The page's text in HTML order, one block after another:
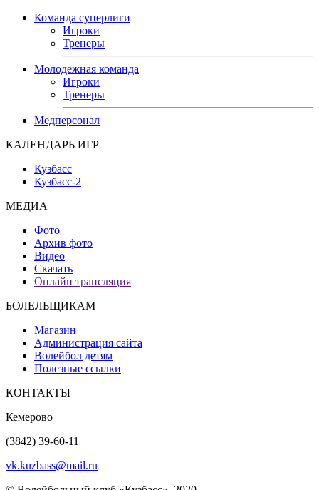
Команда суперлиги
Игроки
Тренеры
Молодежная команда
Игроки
Тренеры
Медперсонал
КАЛЕНДАРЬ ИГР
Кузбасс
Кузбасс-2
МЕДИА
Фото
Архив фото
Видео
Скачать
Онлайн трансляция
БОЛЕЛЬЩИКАМ
Магазин
Администрация сайта
Волейбол детям
Полезные ссылки
КОНТАКТЫ
Кемерово
(3842) 39-60-11
vk.kuzbass@mail.ru